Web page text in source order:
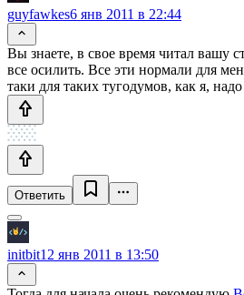
guyfawkes6 янв 2011 в 22:44
Вы знаете, в свое время читал вашу
все осилить. Все эти нормали для
таки для таких тугодумов, как я,
Ответить
initbit12 янв 2011 в 13:50